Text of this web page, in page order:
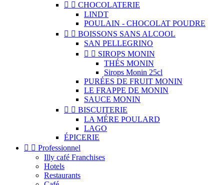
  CHOCOLATERIE
LINDT
POULAIN - CHOCOLAT POUDRE
  BOISSONS SANS ALCOOL
SAN PELLEGRINO
  SIROPS MONIN
THÉS MONIN
Sirops Monin 25cl
PURÉES DE FRUIT MONIN
LE FRAPPE DE MONIN
SAUCE MONIN
  BISCUITERIE
LA MÉRE POULARD
LAGO
ÉPICERIE
  Professionnel
Illy café Franchises
Hotels
Restaurants